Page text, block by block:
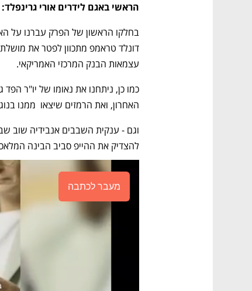
הראשי באגם לידרים אורי גרינפלד:
דונלד טראמפ מתכוון לפטר את מושלת
עצמאות הבנק המרכזי האמריקאי.
האחרון, ואת הרמזים שיצאו  ממנו
להצדיק את ההייפ סביב הבינה
מעבר לכתבה